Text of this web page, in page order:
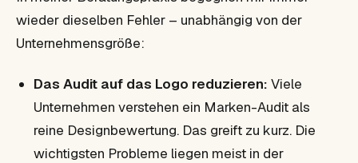
wieder dieselben Fehler – unabhängig von der
Unternehmensgröße:
Das Audit auf das Logo reduzieren: Viele
Unternehmen verstehen ein Marken-Audit als
reine Designbewertung. Das greift zu kurz. Die
wichtigsten Probleme liegen meist in der